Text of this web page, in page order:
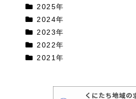
2025年
2024年
2023年
2022年
2021年